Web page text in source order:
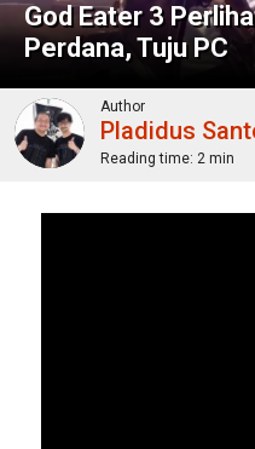
God Eater 3
Perdana, Tuju PC
Author
Pladidus
Reading time: 2 min